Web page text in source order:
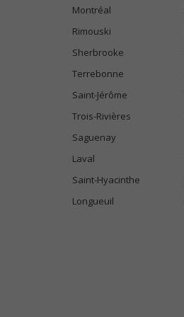
Montréal
Rimouski
Sherbrooke
Terrebonne
Saint-Jérôme
Trois-Rivières
Saguenay
Laval
Saint-Hyacinthe
Longueuil